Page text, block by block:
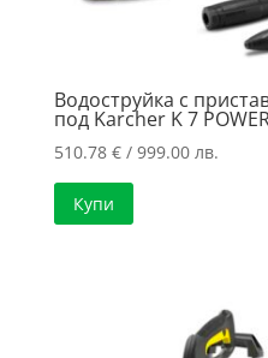
Водоструйка с
под Karcher K 7
510.78 €/ 999.00 лв.
Купи